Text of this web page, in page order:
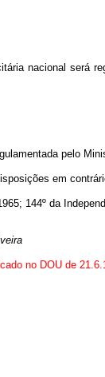
nacional será
pelo
em
144º da
no DOU de